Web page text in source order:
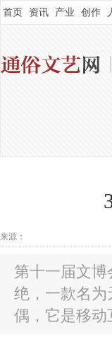
首页 资讯 产业 创作
来源：
第十一届文
绝，一款名
偶，它是移动